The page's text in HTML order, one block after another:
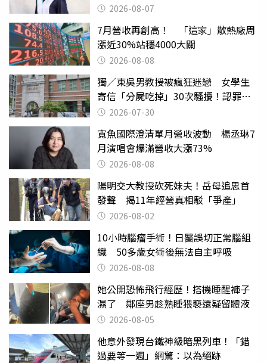
2026-08-07
7月營收再創高！ 「這家」散熱廠周
漲近30%站穩4000大關
2026-08-08
獨／東吳男教授被瘋狂迷戀 女學生
寄信「分屍吃掉」30次騷擾！認罪免
關 2026-07-30
寬魚國際澄清單月營收波動 楊丞琳7
月演唱會爆滿營收大漲73%
2026-08-08
陽明交大教授砍死妹夫！岳母追思首
發聲 揭11年經營真相駁「爭產」
2026-08-02
10小時腦瘤手術！日醫誤切正常腦組
織 50多歲女術後無法自主呼吸
2026-08-08
她公開恐怖飛行經歷！搭機睡醒褲子
濕了 鄰座男趁熟睡猥褻還疑留體液
2026-08-05
他意外發現台鐵神級暗黑列車！「錯
過要等一週」網驚：以為絕跡